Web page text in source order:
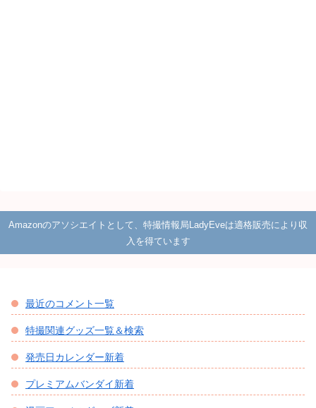
Amazonのアソシエイトとして、特撮情報局LadyEveは適格販売により収
入を得ています
最近のコメント一覧
特撮関連グッズ一覧＆検索
発売日カレンダー新着
プレミアムバンダイ新着